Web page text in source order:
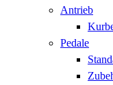
Antrieb
Pedale